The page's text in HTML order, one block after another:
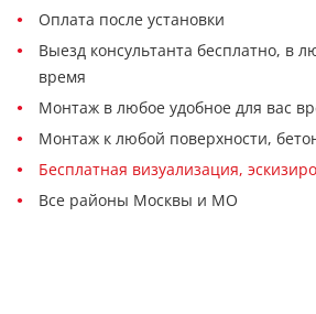
Оплата после установки
Выезд консультанта бесплатно, в
время
Монтаж в любое удобное для вас
Монтаж к любой поверхности,
Бесплатная визуализация,
Все районы Москвы и МО